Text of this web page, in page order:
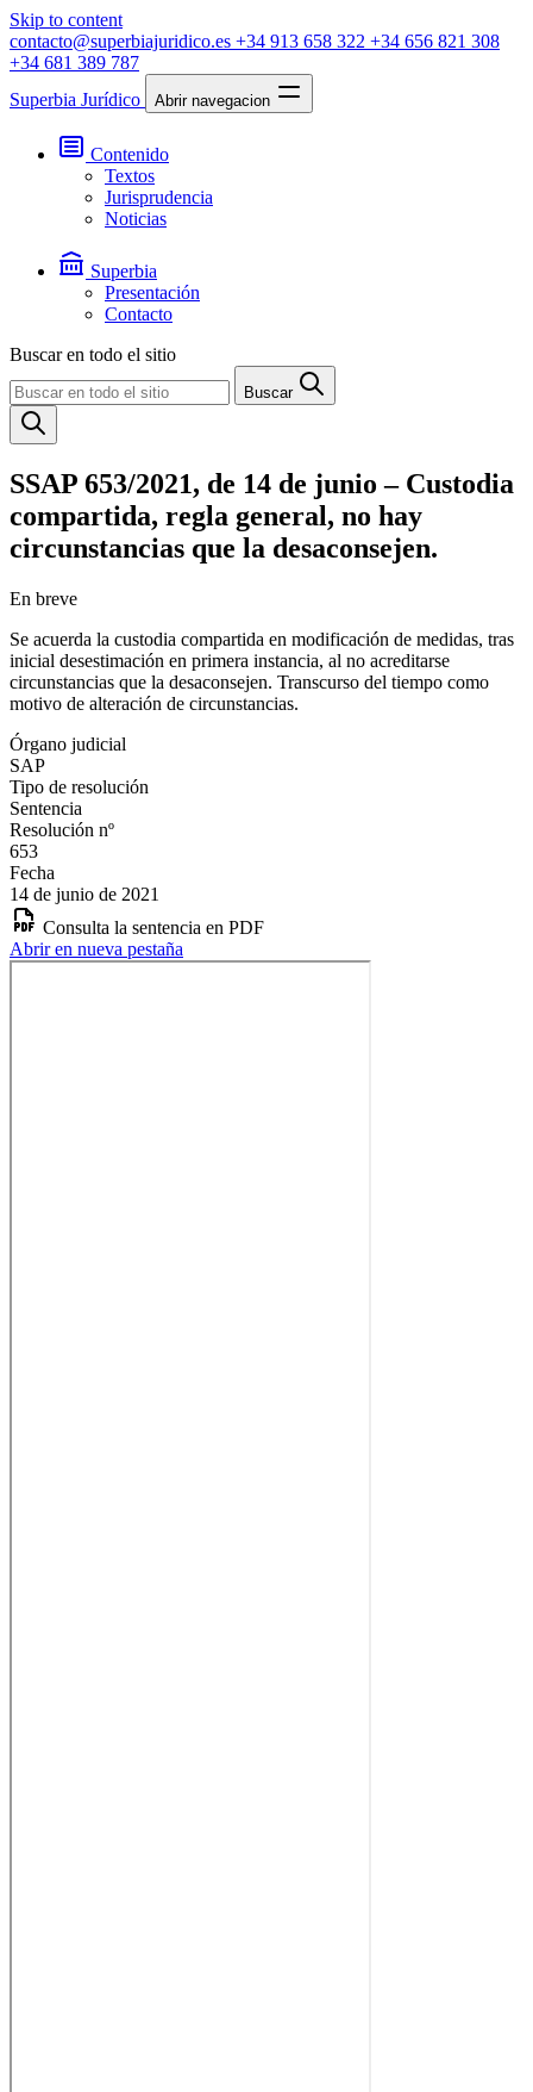
Skip to content
contacto@superbiajuridico.es +34 913 658 322 +34 656 821 308
+34 681 389 787
Superbia Jurídico
Abrir navegacion
Contenido
Textos
Jurisprudencia
Noticias
Superbia
Presentación
Contacto
Buscar en todo el sitio
Buscar
SSAP 653/2021, de 14 de junio – Custodia
compartida, regla general, no hay
circunstancias que la desaconsejen.
En breve
Se acuerda la custodia compartida en modificación de medidas, tras
inicial desestimación en primera instancia, al no acreditarse
circunstancias que la desaconsejen. Transcurso del tiempo como
motivo de alteración de circunstancias.
Órgano judicial
SAP
Tipo de resolución
Sentencia
Resolución nº
653
Fecha
14 de junio de 2021
Consulta la sentencia en PDF
Abrir en nueva pestaña